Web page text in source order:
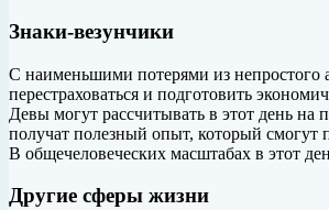
Знаки-везунчики
С наименьшими потерями из непростого
перестраховаться и подготовить
Девы могут рассчитывать в этот день
получат полезный опыт, который
В общечеловеческих масштабах в этот
Другие сферы жизни